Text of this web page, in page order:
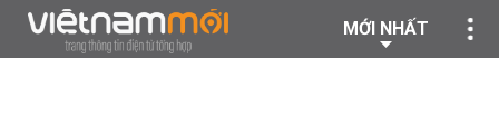
MỚI NHẤT